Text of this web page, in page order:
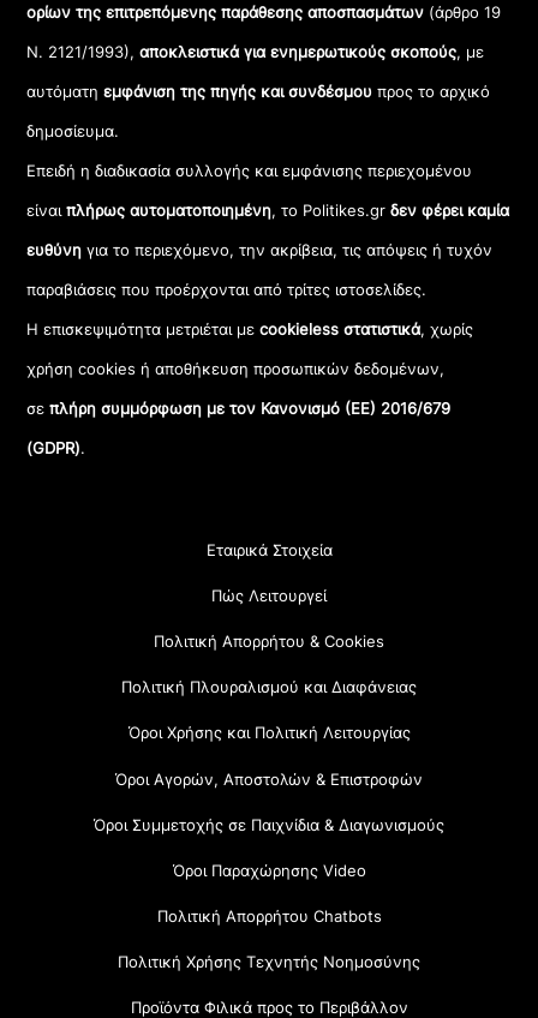
ορίων της επιτρεπόμενης παράθεσης αποσπασμάτων (άρθρο 19
Ν. 2121/1993), αποκλειστικά για ενημερωτικούς σκοπούς, με
αυτόματηεμφάνιση της πηγής και συνδέσμου προς το αρχικό
δημοσίευμα.
Επειδή η διαδικασία συλλογής και εμφάνισης περιεχομένου
είναιπλήρως αυτοματοποιημένη, το Politikes.grδεν φέρει καμία
ευθύνη για το περιεχόμενο, την ακρίβεια, τις απόψεις ή τυχόν
παραβιάσεις που προέρχονται από τρίτες ιστοσελίδες.
Η επισκεψιμότητα μετριέται μεcookieless στατιστικά, χωρίς
χρήση cookies ή αποθήκευση προσωπικών δεδομένων,
σεπλήρη συμμόρφωση με τον Κανονισμό (ΕΕ) 2016/679
(GDPR).
Εταιρικά Στοιχεία
Πώς Λειτουργεί
Πολιτική Απορρήτου & Cookies
Πολιτική Πλουραλισμού και Διαφάνειας
Όροι Χρήσης και Πολιτική Λειτουργίας
Όροι Αγορών, Αποστολών & Επιστροφών
Όροι Συμμετοχής σε Παιχνίδια & Διαγωνισμούς
Όροι Παραχώρησης Video
Πολιτική Απορρήτου Chatbots
Πολιτική Χρήσης Τεχνητής Νοημοσύνης
Προϊόντα Φιλικά προς το Περιβάλλον